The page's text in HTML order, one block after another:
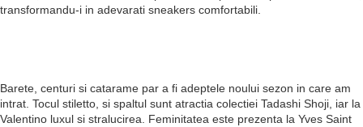
transformandu-i in adevarati sneakers comfortabili.
Barete, centuri si catarame par a fi adeptele noului sezon in care am
intrat. Tocul stiletto, si spaltul sunt atractia colectiei Tadashi Shoji, iar la
Valentino luxul si stralucirea. Feminitatea este prezenta la Yves Saint